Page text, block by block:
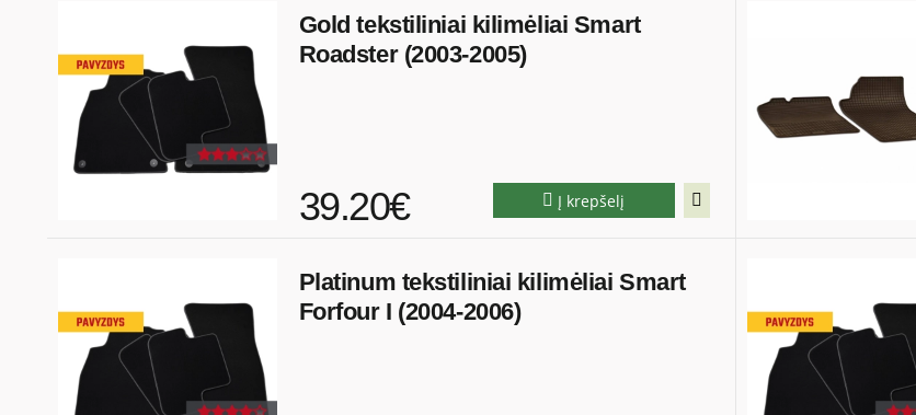
Gold tekstiliniai kilimėliai Smart
Roadster (2003-2005)
39.20€ Į krepšelį
Platinum tekstiliniai kilimėliai Smart
Forfour I (2004-2006)